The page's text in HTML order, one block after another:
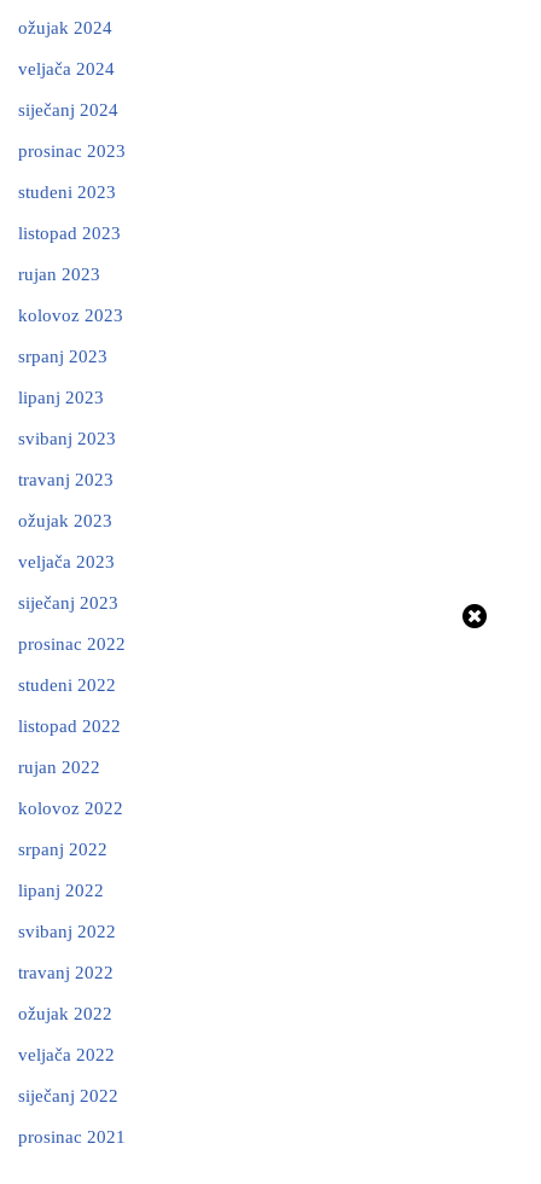
ožujak 2024
veljača 2024
siječanj 2024
prosinac 2023
studeni 2023
listopad 2023
rujan 2023
kolovoz 2023
srpanj 2023
lipanj 2023
svibanj 2023
travanj 2023
ožujak 2023
veljača 2023
siječanj 2023
prosinac 2022
studeni 2022
listopad 2022
rujan 2022
kolovoz 2022
srpanj 2022
lipanj 2022
svibanj 2022
travanj 2022
ožujak 2022
veljača 2022
siječanj 2022
prosinac 2021